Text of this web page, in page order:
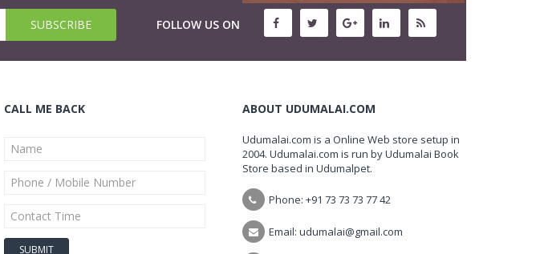
FOLLOW US ON
CALL ME BACK ABOUT UDUMALAI.COM
Udumalai.com is a Online Web store setup in
2004. Udumalai.com is run by Udumalai Book
Store based in Udumalpet.
Phone: +91 73 73 73 77 42
Email: udumalai@gmail.com